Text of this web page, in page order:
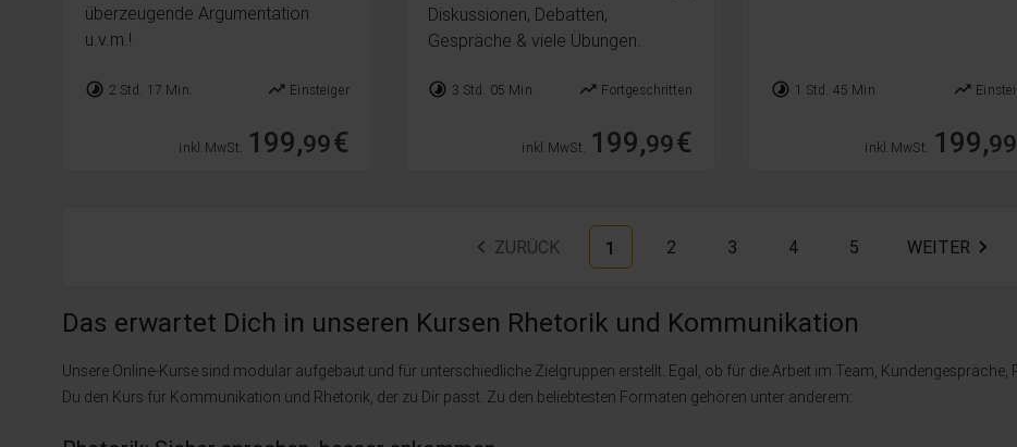
überzeugende Argumentation
u.v.m.!
timelapse 2 Std. 17 Min. trending_up Einsteiger
inkl. MwSt. 199,99€
Diskussionen, Debatten,
Gespräche & viele Übungen.
timelapse 3 Std. 05 Min. trending_up Fortgeschritten
inkl. MwSt. 199,99€
timelapse 1 Std. 45 Min. trending_up
inkl. MwSt. 199,99
ZURÜCK 1 2 3 4 5 WEITER
Das erwartet Dich in unseren Kursen Rhetorik und Kommunikation
Unsere Online-Kurse sind modular aufgebaut und für unterschiedliche Zielgruppen erstellt. Egal, ob für die Arbeit im Team,
Du den Kurs für Kommunikation und Rhetorik, der zu Dir passt. Zu den beliebtesten Formaten gehören unter anderem: